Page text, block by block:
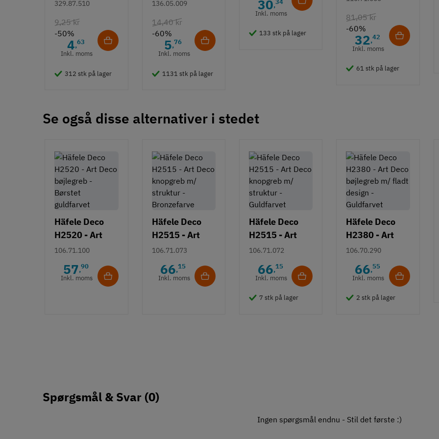
M4 bolt
Type
Bøjlegreb
Klassisk
329.87.510
9,25 kr
-50%
4,63
Inkl. moms
312 stk på lager
136.05.009
14,40 kr
-60%
5,76
Inkl. moms
1131 stk på lager
30,
Inkl. moms
133 stk på lager
- 490 mm
81,05 kr
-60%
32,42
Inkl. moms
61 stk på lager
Se også disse alternativer i stedet
Häfele Deco
H2520 - Art
Deco bøjlegreb
- Børstet
guldfarvet
106.71.100
57,90
Inkl. moms
Häfele Deco
H2515 - Art
Deco knopgreb
m/ struktur -
Bronzefarve
106.71.073
66,15
Inkl. moms
Häfele Deco
H2515 - Art
Deco knopgreb
m/ struktur -
Guldfarvet
106.71.072
66,15
Inkl. moms
7 stk på lager
Häfele Deco
H2380 - Art
Deco bøjlegreb
m/ fladt design
- Guldfarvet
106.70.290
66,55
Inkl. moms
2 stk på lager
Spørgsmål & Svar (0)
Ingen spørgsmål endnu - Stil det første :)